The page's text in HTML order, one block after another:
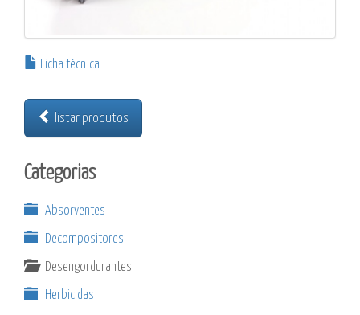
Ficha técnica
listar produtos
Categorias
Absorventes
Decompositores
Desengordurantes
Herbicidas